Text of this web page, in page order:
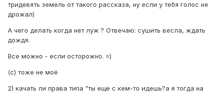
тридевять земель от такого рассказа, ну если у тебя голос не
дрожал)
А чего делать когда нет луж ? Отвечаю: сушить весла, ждать
дождя.
Все можно - если осторожно. =)
(с) тоже не моё
2) качать ли права типа "ты еще с кем-то идешь?а я тогда на